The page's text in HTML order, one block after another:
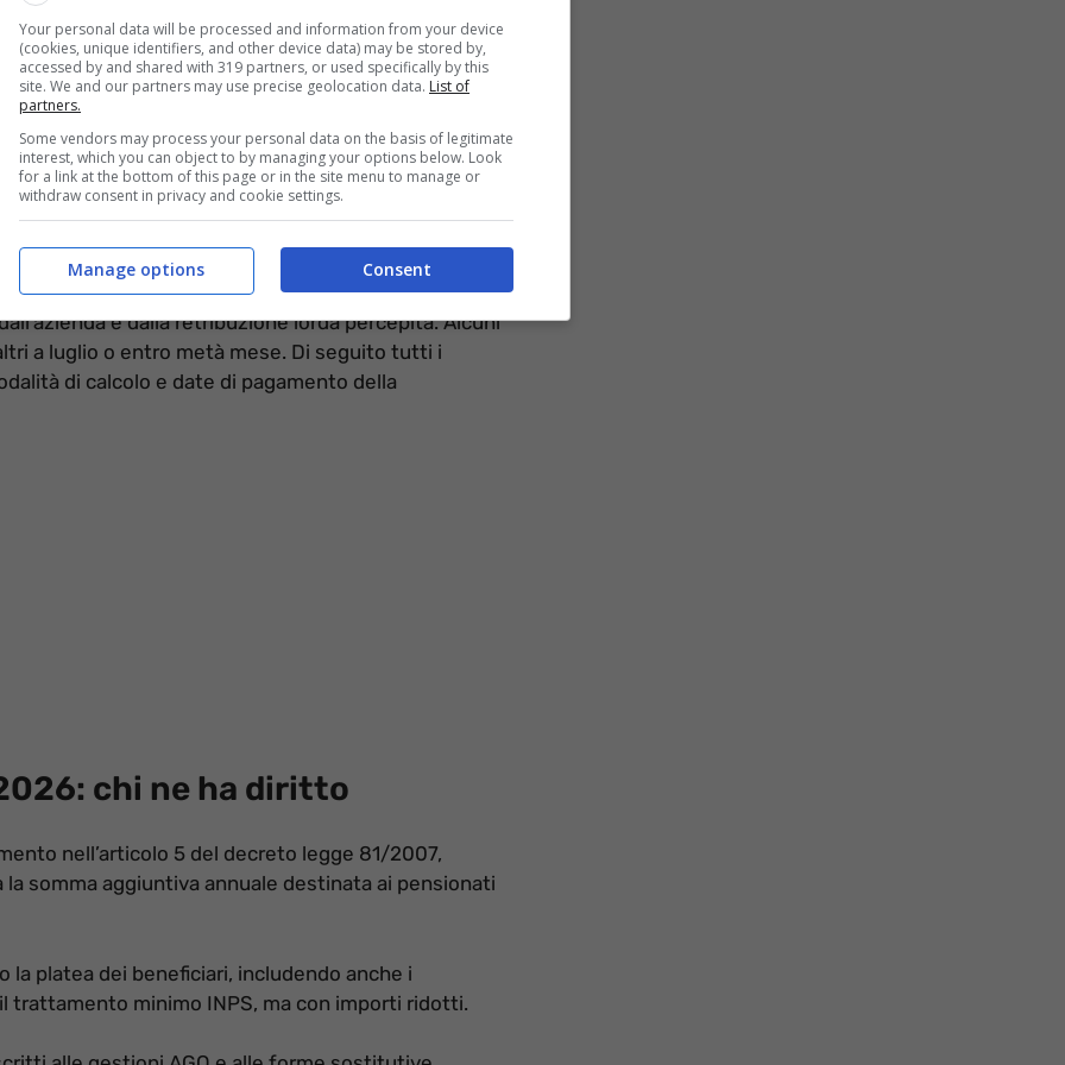
e stipendi (Informazioneoggi.it)
precisi requisiti anagrafici e reddituali fissati
rivalutato per il 2026 a 611,85 euro mensili. In
gli importi possono superare i 650 euro.
non rappresenta un diritto universale.
e dalla retribuzione lorda percepita. Alcuni
a luglio o entro metà mese. Di seguito tutti i
di calcolo e date di pagamento della
chi ne ha diritto
nell’articolo 5 del decreto legge 81/2007,
somma aggiuntiva annuale destinata ai pensionati
platea dei beneficiari, includendo anche i
trattamento minimo INPS, ma con importi ridotti.
Your personal data will be processed and information from your device
(cookies, unique identifiers, and other device data) may be stored by,
accessed by and shared with 319 partners, or used specifically by this
site. We and our partners may use precise geolocation data. List of
partners.
Some vendors may process your personal data on the basis of legitimate
interest, which you can object to by managing your options below. Look
for a link at the bottom of this page or in the site menu to manage or
withdraw consent in privacy and cookie settings.
Consent
Manage options